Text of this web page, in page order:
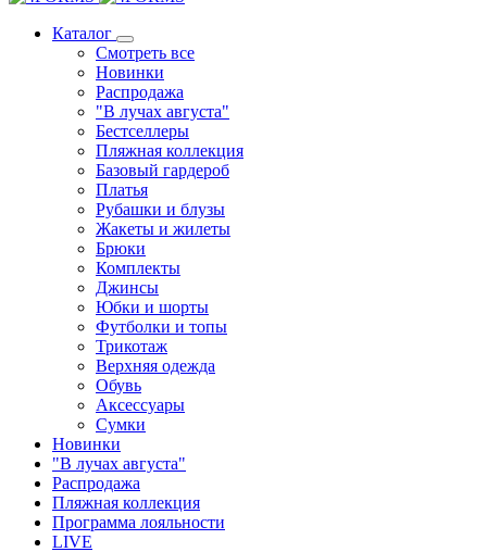
Каталог
Смотреть все
Новинки
Распродажа
"В лучах августа"
Бестселлеры
Пляжная коллекция
Базовый гардероб
Платья
Рубашки и блузы
Жакеты и жилеты
Брюки
Комплекты
Джинсы
Юбки и шорты
Футболки и топы
Трикотаж
Верхняя одежда
Обувь
Аксессуары
Сумки
Новинки
"В лучах августа"
Распродажа
Пляжная коллекция
Программа лояльности
LIVE